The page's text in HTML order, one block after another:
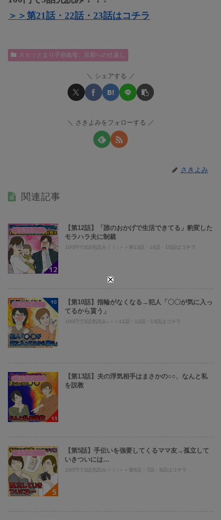
＞＞第21話・22話・23話はコチラ
スカッとまり子@義母、旦那への仕返し
シェアする
さきよみをフォローする
さきよみ
関連記事
【第12話】「誰のおかげで生活できてる」豹変した
モラハラ夫に制裁
100円で3話先読み！！↓＞＞第13話・14話・15話はコチラ
【第10話】指輪がなくなる→犯人「〇〇が気に入っ
てるから貰う」
100円で3話先読み↓＞＞11話・12話・13話はコチラ
【第13話】夫の浮気相手はまさかの○○、なんと私
を説教
スカッとまり子@義母、旦那への仕返し
【第5話】手伝いを強要してくるママ友→孤立して
いきついには…
100円で3話先読み！！↓＞＞第6話・7話・8話はコチラ